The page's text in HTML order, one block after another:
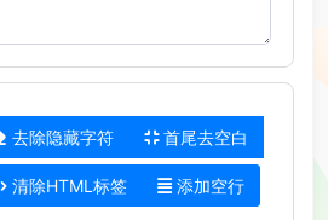
去除隐藏字符 首尾去空白
清除HTML标签 添加空行